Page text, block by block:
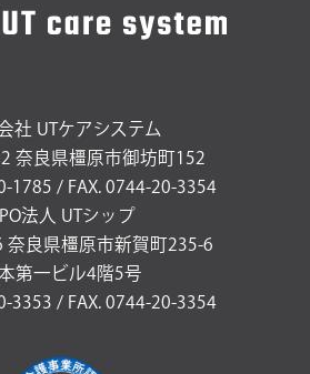
社 UTケアシステム
奈良県橿原市御坊町152
1785 / FAX. 0744-20-3354
法人 UTシップ
奈良県橿原市新賀町235-6
第一ビル4階5号
3353 / FAX. 0744-20-3354